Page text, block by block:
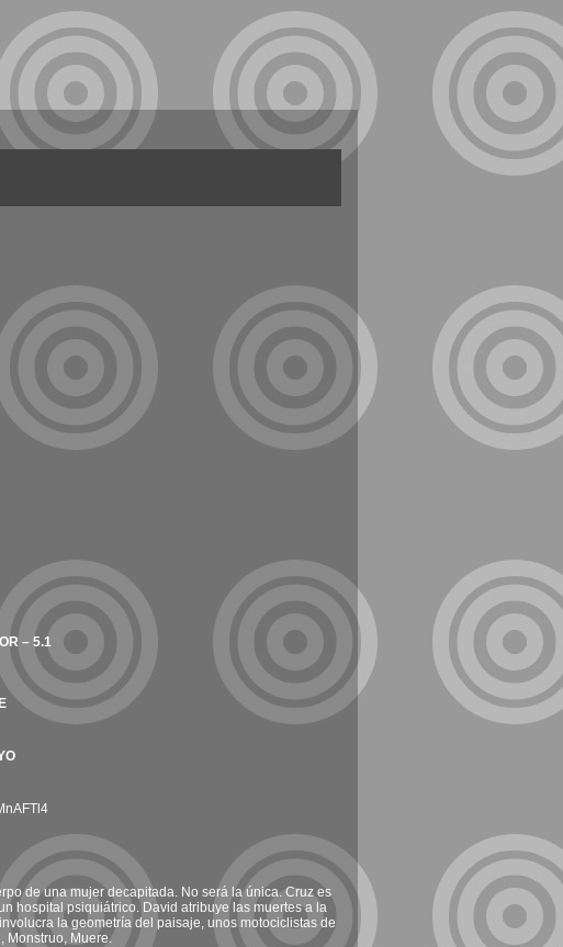
– 5.1
de una mujer decapitada. No será la única. Cruz es
hospital psiquiátrico. David atribuye las muertes a la
la geometría del paisaje, unos motociclistas de
Monstruo, Muere.